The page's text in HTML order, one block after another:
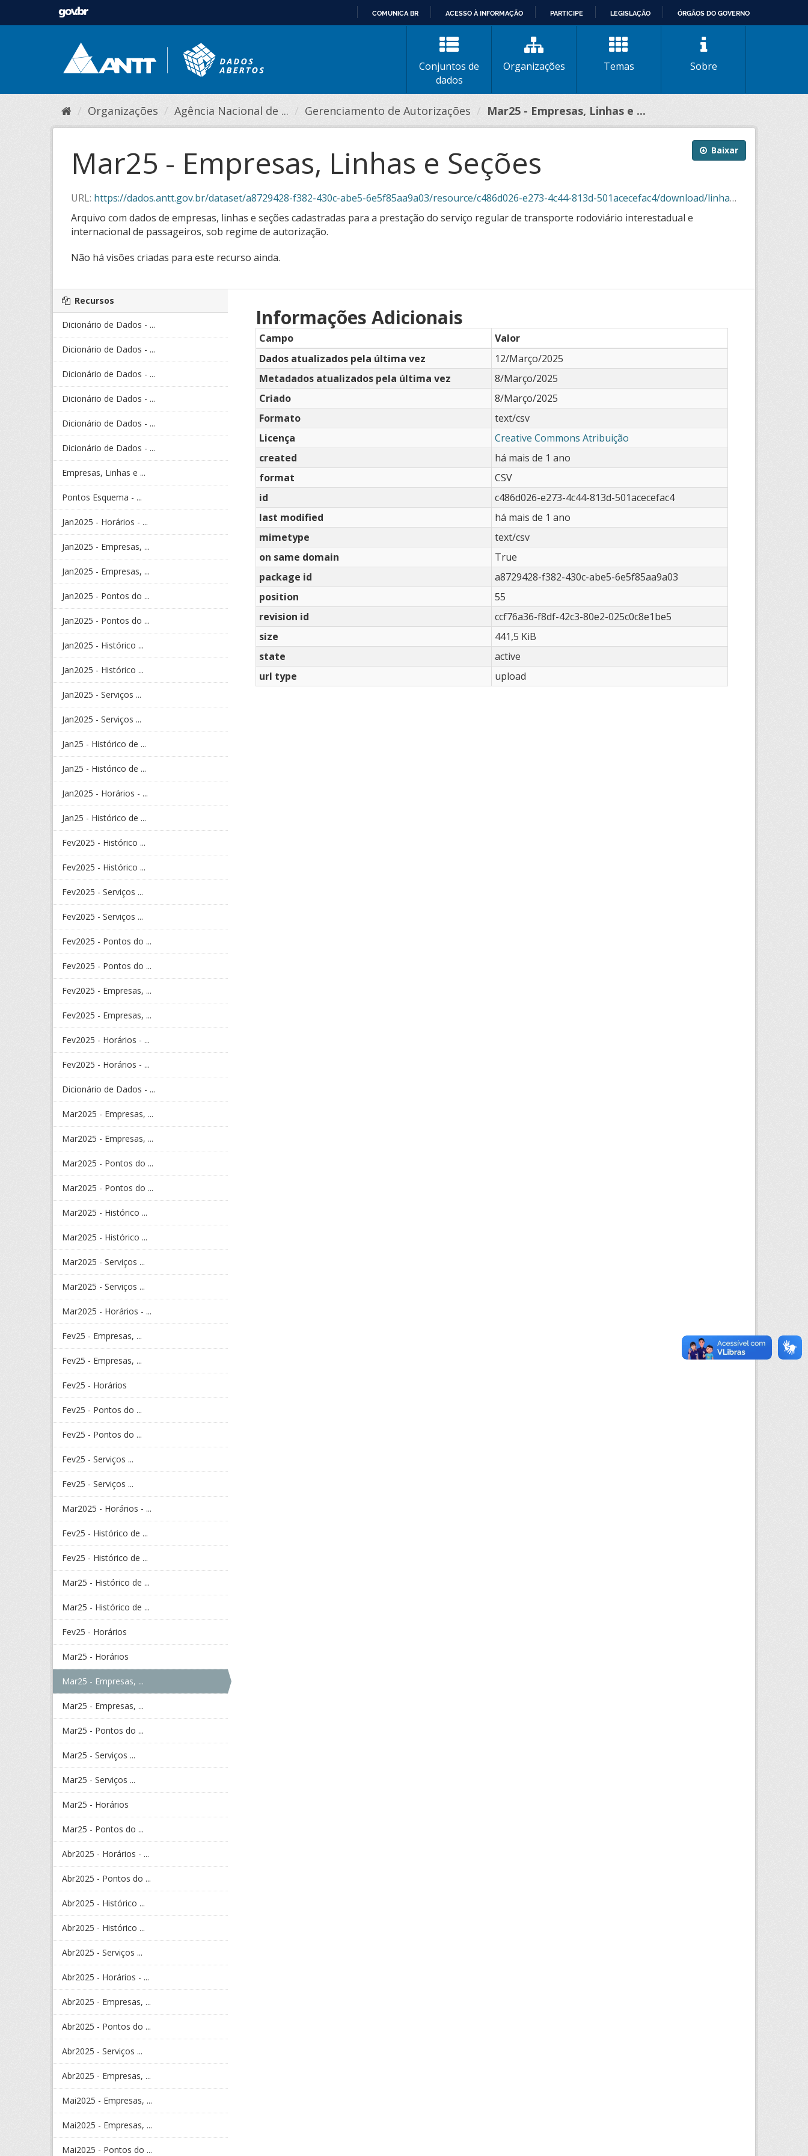
CONTEÚDO
COMUNICA BR ACESSO À INFORMAÇÃO PARTICIPE LEGISLAÇÃO ÓRGÃOS DO GOVERNO
Conjuntos de
dados
Organizações Temas Sobre
Organizações Agência Nacional de ... Gerenciamento de Autorizações Mar25 - Empresas, Linhas e ...
Baixar
Mar25 - Empresas, Linhas e Seções
URL: https://dados.antt.gov.br/dataset/a8729428-f382-430c-abe5-6e5f85aa9a03/resource/c486d026-e273-4c44-813d-501acecefac4/download/linhas_secoes_03_2025.csv
Arquivo com dados de empresas, linhas e seções cadastradas para a prestação do serviço regular de transporte rodoviário interestadual e
internacional de passageiros, sob regime de autorização.
Não há visões criadas para este recurso ainda.
Recursos
Dicionário de Dados - ...
Dicionário de Dados - ...
Dicionário de Dados - ...
Dicionário de Dados - ...
Dicionário de Dados - ...
Dicionário de Dados - ...
Empresas, Linhas e ...
Pontos Esquema - ...
Jan2025 - Horários - ...
Jan2025 - Empresas, ...
Jan2025 - Empresas, ...
Jan2025 - Pontos do ...
Jan2025 - Pontos do ...
Jan2025 - Histórico ...
Jan2025 - Histórico ...
Jan2025 - Serviços ...
Jan2025 - Serviços ...
Jan25 - Histórico de ...
Jan25 - Histórico de ...
Jan2025 - Horários - ...
Jan25 - Histórico de ...
Fev2025 - Histórico ...
Fev2025 - Histórico ...
Fev2025 - Serviços ...
Fev2025 - Serviços ...
Fev2025 - Pontos do ...
Fev2025 - Pontos do ...
Fev2025 - Empresas, ...
Fev2025 - Empresas, ...
Fev2025 - Horários - ...
Fev2025 - Horários - ...
Dicionário de Dados - ...
Mar2025 - Empresas, ...
Mar2025 - Empresas, ...
Mar2025 - Pontos do ...
Mar2025 - Pontos do ...
Mar2025 - Histórico ...
Mar2025 - Histórico ...
Mar2025 - Serviços ...
Mar2025 - Serviços ...
Mar2025 - Horários - ...
Fev25 - Empresas, ...
Fev25 - Empresas, ...
Fev25 - Horários
Fev25 - Pontos do ...
Fev25 - Pontos do ...
Fev25 - Serviços ...
Fev25 - Serviços ...
Mar2025 - Horários - ...
Fev25 - Histórico de ...
Fev25 - Histórico de ...
Mar25 - Histórico de ...
Mar25 - Histórico de ...
Fev25 - Horários
Mar25 - Horários
Mar25 - Empresas, ...
Mar25 - Empresas, ...
Mar25 - Pontos do ...
Mar25 - Serviços ...
Mar25 - Serviços ...
Mar25 - Horários
Mar25 - Pontos do ...
Abr2025 - Horários - ...
Abr2025 - Pontos do ...
Abr2025 - Histórico ...
Abr2025 - Histórico ...
Abr2025 - Serviços ...
Abr2025 - Horários - ...
Abr2025 - Empresas, ...
Abr2025 - Pontos do ...
Abr2025 - Serviços ...
Abr2025 - Empresas, ...
Mai2025 - Empresas, ...
Mai2025 - Empresas, ...
Mai2025 - Pontos do ...
Informações Adicionais
Campo
Valor
Dados atualizados pela última vez
12/Março/2025
Metadados atualizados pela última vez
8/Março/2025
Criado
8/Março/2025
Formato
text/csv
Licença
Creative Commons Atribuição
created
há mais de 1 ano
format
CSV
id
c486d026-e273-4c44-813d-501acecefac4
last modified
há mais de 1 ano
mimetype
text/csv
on same domain
True
package id
a8729428-f382-430c-abe5-6e5f85aa9a03
position
55
revision id
ccf76a36-f8df-42c3-80e2-025c0c8e1be5
size
441,5 KiB
state
active
url type
upload